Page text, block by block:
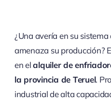
¿Una avería en su
amenaza su producción?
en elalquiler de
la provincia de Teruel.
industrial de alta